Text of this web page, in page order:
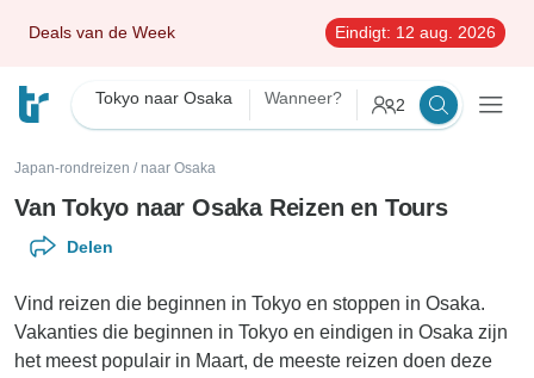
Deals van de Week Eindigt: 12 aug. 2026
Tokyo naar Osaka Wanneer? 2
Japan-rondreizen / naar Osaka
Van Tokyo naar Osaka Reizen en Tours
Delen
Vind reizen die beginnen in Tokyo en stoppen in Osaka.
Vakanties die beginnen in Tokyo en eindigen in Osaka zijn
het meest populair in Maart, de meeste reizen doen deze